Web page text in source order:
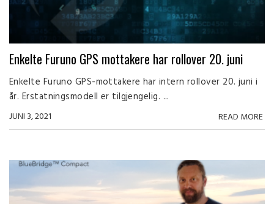
Enkelte Furuno GPS mottakere har rollover 20. juni
Enkelte Furuno GPS-mottakere har intern rollover 20. juni i
år. Erstatningsmodell er tilgjengelig. ...
JUNI 3, 2021 READ MORE